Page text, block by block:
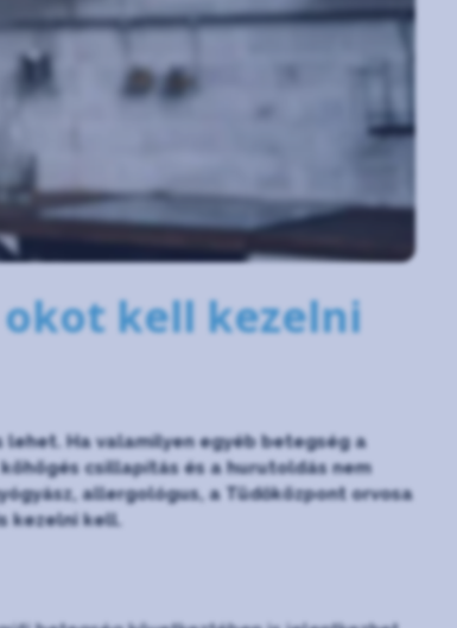
kell kezelni
lehet. Ha valamilyen egyéb betegség a
csillapítás és a hurutoldás nem
allergológus, a Tüdőközpont orvosa
kezelni kell.